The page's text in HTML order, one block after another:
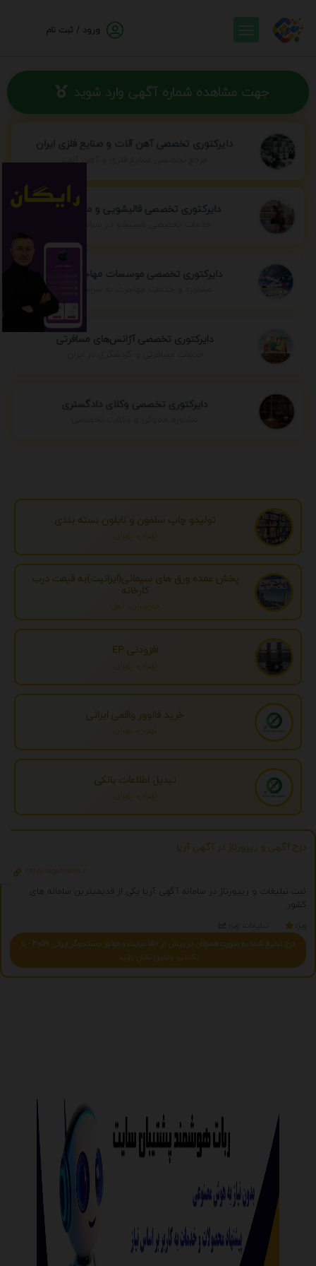
ورود / ثبت نام
دایرکتوری تخصصی آهن آلات و صنایع فلزی ایران
مرجع تخصصی صنایع فلزی و آهن آلات
دایرکتوری تخصصی قالیشویی و مبل شویی
دایرکتوری تخصصی موسسات مهاجرتی ایران
مشاوره و خدمات مهاجرت به سراسر جهان
دایرکتوری تخصصی آژانس‌های مسافرتی
دایرکتوری تخصصی وکلای دادگستری
تولیدو چاپ سلفون و نایلون بسته بندی
تهران، تهران
پخش عمده ورق های سیمانی(ایرانیت)به قیمت درب
کارخانه
مازندران، آمل
افزودنی EP
تهران، تهران
خرید فالوور واقعی ایرانی
تهران، تهران
تبدیل اطلاعات بانکی
تهران، تهران
درج آگهی و ریپورتاژ در آگهی آریا
http://agahiaria.ir
ثبت تبلیغات و ریپورتاژ در سامانه آگهی آریا یکی از قدیمیترین سامانه های
کشور
درج تبلیغ شما به صورت همزمان در بیش از 150 سایت و موتور جستجوگر ایرانی 2059 - با
یک تیر چندین نشان بزنید
جهت مشاهده شماره آگهی وارد شوید